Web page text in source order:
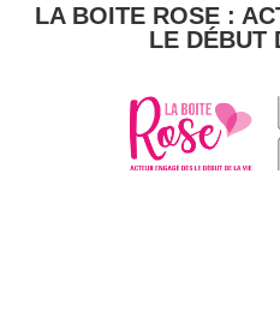
LA BOITE ROSE :
LE DÉBUT